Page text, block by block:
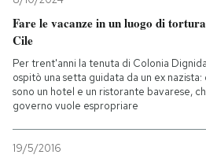
Sport
PODCAST
NEWSLETTER
Fare le vacanze in un luogo di
Cile
Per trent'anni la tenuta di Colonia
ospitò una setta guidata da un ex nazista:
sono un hotel e un ristorante bavarese,
governo vuole espropriare
19/5/2016